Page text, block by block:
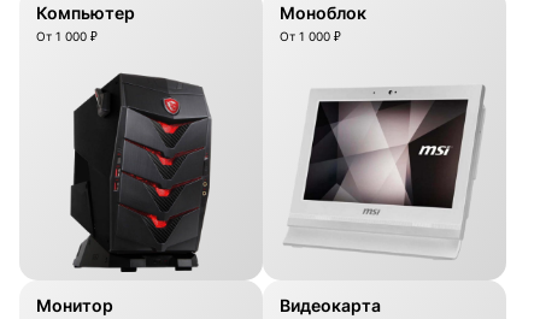
Компьютер
От 1 000 ₽
Моноблок
От 1 000 ₽
Монитор Видеокарта